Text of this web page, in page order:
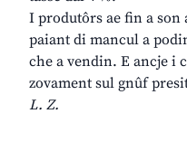
I produtôrs ae fin a son
paiant di mancul a
che a vendin. E ancje i
zovament sul gnûf
L. Z.